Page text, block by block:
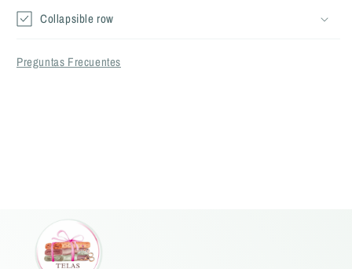
Collapsible row
Preguntas Frecuentes